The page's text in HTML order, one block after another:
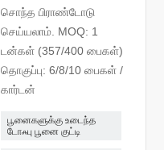
சொந்த பிராண்டோடு
செய்யலாம். MOQ: 1
டன்கள் (357/400 பைகள்)
தொகுப்பு: 6/8/10 பைகள் /
கார்டன்
பூனைகளுக்கு உடைந்த
டோஃபு பூனை குட்டி